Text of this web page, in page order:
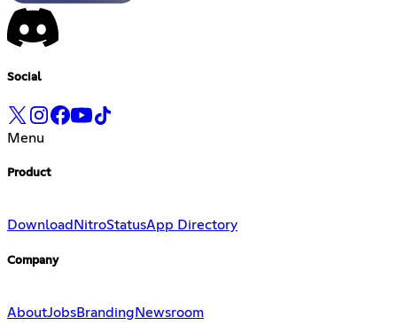
Social
Menu
Product
Download NitroStatusApp Directory
Company
AboutJobsBranding Newsroom